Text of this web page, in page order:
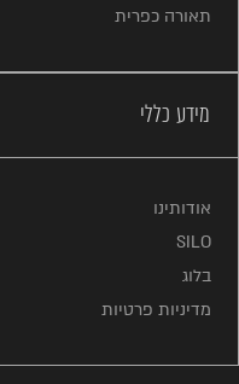
תאורה כפרית
מידע כללי
אודותינו
SILO
בלוג
מדיניות פרטיות